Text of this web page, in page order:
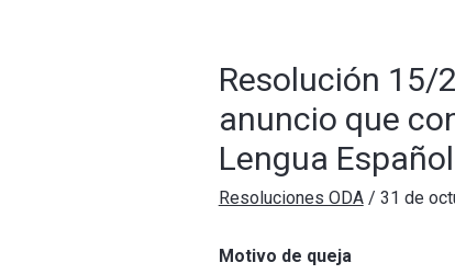
Resolución 15/
anuncio que
Lengua
Resoluciones ODA/ 31 de
Motivo de queja